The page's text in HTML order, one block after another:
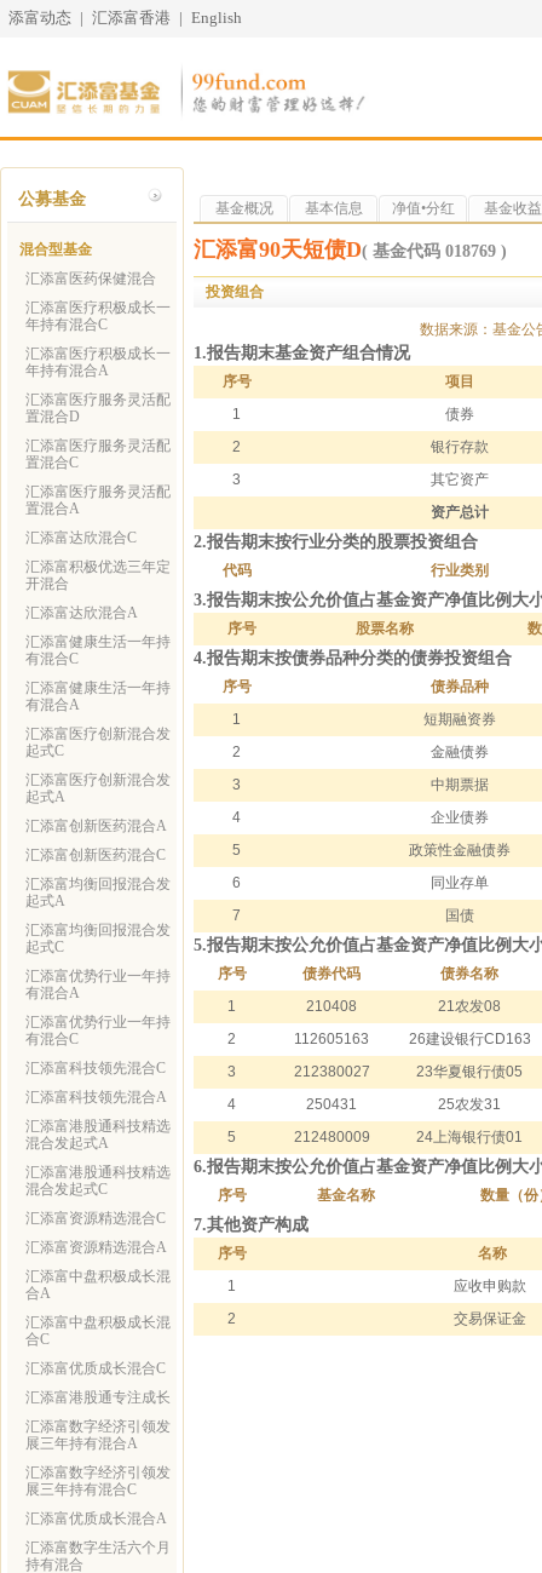
添富动态 | 汇添富香港 | English
公募基金
混合型基金
汇添富医药保健混合
汇添富医疗积极成长一
年持有混合C
汇添富医疗积极成长一
年持有混合A
汇添富医疗服务灵活配
置混合D
汇添富医疗服务灵活配
置混合C
汇添富医疗服务灵活配
置混合A
汇添富达欣混合C
汇添富积极优选三年定
开混合
汇添富达欣混合A
汇添富健康生活一年持
有混合C
汇添富健康生活一年持
有混合A
汇添富医疗创新混合发
起式C
汇添富医疗创新混合发
起式A
汇添富创新医药混合A
汇添富创新医药混合C
汇添富均衡回报混合发
起式A
汇添富均衡回报混合发
起式C
汇添富优势行业一年持
有混合A
汇添富优势行业一年持
有混合C
汇添富科技领先混合C
汇添富科技领先混合A
汇添富港股通科技精选
混合发起式A
汇添富港股通科技精选
混合发起式C
汇添富资源精选混合C
汇添富资源精选混合A
汇添富中盘积极成长混
合A
汇添富中盘积极成长混
合C
汇添富优质成长混合C
汇添富港股通专注成长
汇添富数字经济引领发
展三年持有混合A
汇添富数字经济引领发
展三年持有混合C
汇添富优质成长混合A
汇添富数字生活六个月
持有混合
基金概况 基本信息 净值•分红 基金收益
汇添富90天短债D( 基金代码 018769 )
投资组合
数据来源：基金公
1.报告期末基金资产组合情况
序号 项目
1 债券
2 银行存款
3 其它资产
资产总计
2.报告期末按行业分类的股票投资组合
代码 行业类别
3.报告期末按公允价值占基金资产净值比例大
序号 股票名称
4.报告期末按债券品种分类的债券投资组合
序号 债券品种
1 短期融资券
2 金融债券
3 中期票据
4 企业债券
5 政策性金融债券
6 同业存单
7 国债
5.报告期末按公允价值占基金资产净值比例大
序号 债券代码 债券名称
1 210408 21农发08
2 112605163 26建设银行CD163
3 212380027 23华夏银行债05
4 250431 25农发31
5 212480009 24上海银行债01
6.报告期末按公允价值占基金资产净值比例大
序号 基金名称 数量（份
7.其他资产构成
序号 名称
1 应收申购款
2 交易保证金